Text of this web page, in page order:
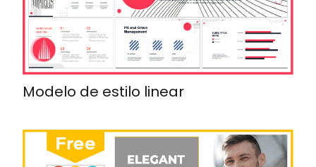
Modelo de estilo linear